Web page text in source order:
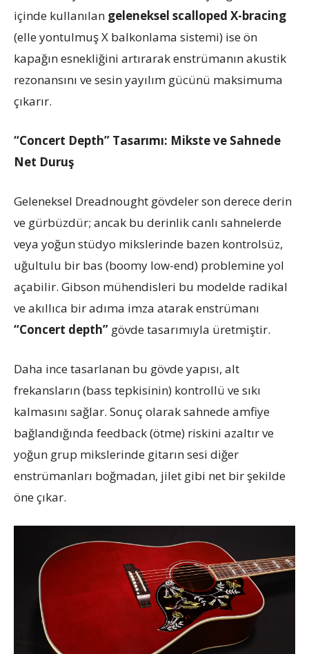
içinde kullanılan geleneksel scalloped X-bracing
(elle yontulmuş X balkonlama sistemi) ise ön
kapağın esnekliğini artırarak enstrümanın akustik
rezonansını ve sesin yayılım gücünü maksimuma
çıkarır.
“Concert Depth” Tasarımı: Mikste ve Sahnede
Net Duruş
Geleneksel Dreadnought gövdeler son derece derin
ve gürbüzdür; ancak bu derinlik canlı sahnelerde
veya yoğun stüdyo mikslerinde bazen kontrolsüz,
uğultulu bir bas (boomy low-end) problemine yol
açabilir. Gibson mühendisleri bu modelde radikal
ve akıllıca bir adıma imza atarak enstrümanı
“Concert depth” gövde tasarımıyla üretmiştir.
Daha ince tasarlanan bu gövde yapısı, alt
frekansların (bass tepkisinin) kontrollü ve sıkı
kalmasını sağlar. Sonuç olarak sahnede amfiye
bağlandığında feedback (ötme) riskini azaltır ve
yoğun grup mikslerinde gitarın sesi diğer
enstrümanları boğmadan, jilet gibi net bir şekilde
öne çıkar.